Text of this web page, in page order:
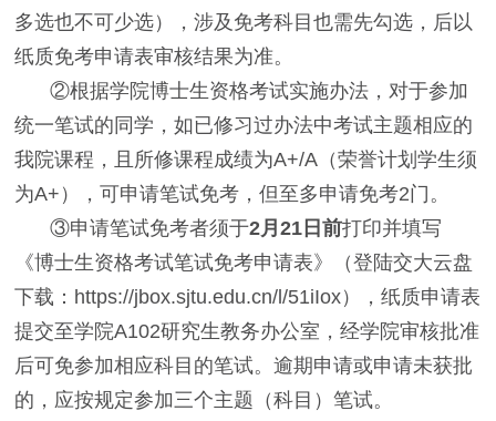
多选也不可少选），涉及免考科目也需先勾选，后以
纸质免考申请表审核结果为准。
②根据学院博士生资格考试实施办法，对于参加
统一笔试的同学，如已修习过办法中考试主题相应的
我院课程，且所修课程成绩为A+/A（荣誉计划学生须
为A+），可申请笔试免考，但至多申请免考2门。
③申请笔试免考者须于2月21日前打印并填写
《博士生资格考试笔试免考申请表》（登陆交大云盘
下载：https://jbox.sjtu.edu.cn/l/51iIox），纸质申请表
提交至学院A102研究生教务办公室，经学院审核批准
后可免参加相应科目的笔试。逾期申请或申请未获批
的，应按规定参加三个主题（科目）笔试。